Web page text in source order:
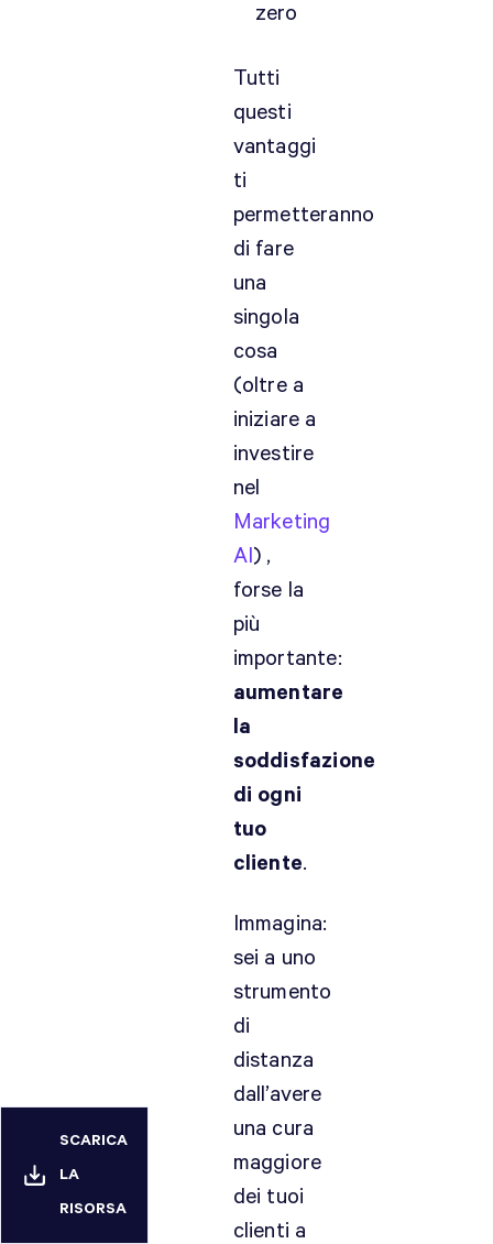
zero
Tutti
questi
vantaggi
ti
permetteranno
di fare
una
singola
cosa
(oltre a
iniziare a
investire
nel
Marketing
AI) ,
forse la
più
importante:
aumentare
la
soddisfazione
di ogni
tuo
cliente.
Immagina:
sei a uno
strumento
di
distanza
dall’avere
una cura
maggiore
dei tuoi
clienti a
SCARICA
LA
RISORSA